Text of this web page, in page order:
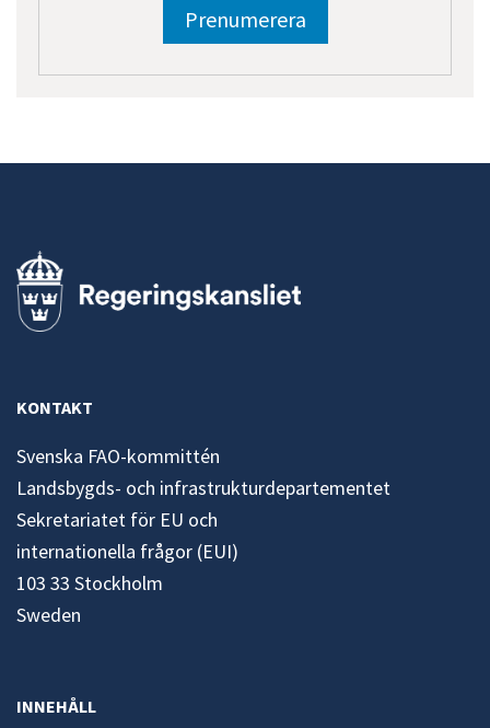
KONTAKT
Svenska FAO-kommittén
Landsbygds- och infrastrukturdepartementet
Sekretariatet för EU och
internationella frågor (EUI)
103 33 Stockholm
Sweden
INNEHÅLL